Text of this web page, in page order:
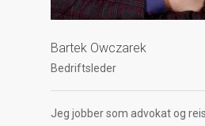
Bartek Owczarek
Bedriftsleder
Jeg jobber som advokat og